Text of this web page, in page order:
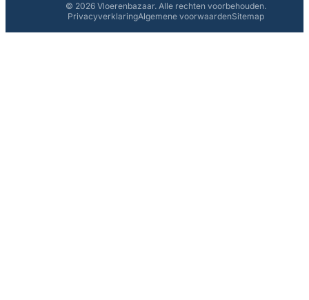
© 2026 Vloerenbazaar. Alle rechten voorbehouden.
PrivacyverklaringAlgemene voorwaardenSitemap